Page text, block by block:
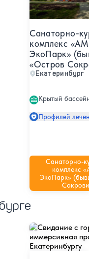
Санаторно-
комплекс
ЭкоПарк»
«Остров
Екатеринбург
Крытый
Профилей
Санаторно-
комплекс
ЭкоПарк»